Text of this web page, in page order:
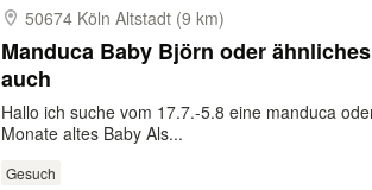
50674 Köln Altstadt (9 km)
Manduca Baby Björn oder
auch
Hallo ich suche vom 17.7.-5.8 eine manduca
Monate altes Baby Als...
Gesuch